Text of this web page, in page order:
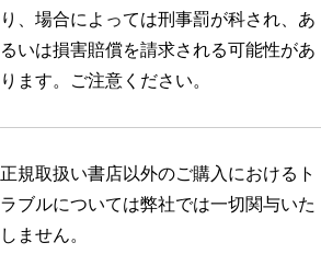
り、場合によっては刑事罰が科され、あ
るいは損害賠償を請求される可能性があ
ります。ご注意ください。
正規取扱い書店以外のご購入におけるト
ラブルについては弊社では一切関与いた
しません。